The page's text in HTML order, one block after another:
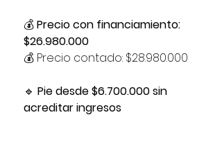
💰Precio con financiamiento:
$26.980.000
💰 Precio contado: $28.980.000
🔹 Pie desde $6.700.000 sin
acreditar ingresos